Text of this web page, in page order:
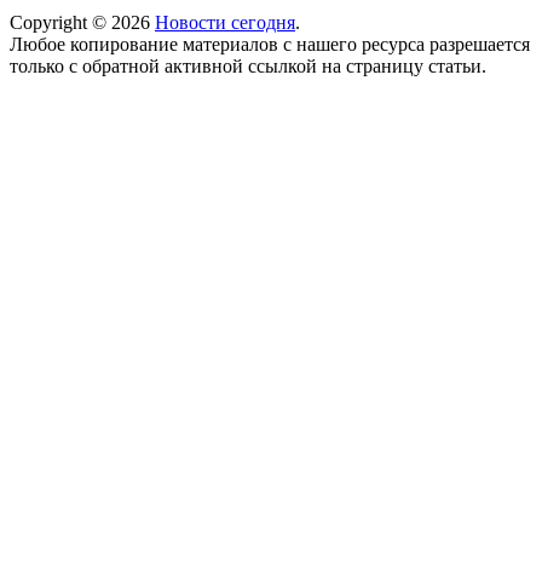
Copyright © 2026 Новости сегодня.
Любое копирование материалов с нашего ресурса разрешается
только с обратной активной ссылкой на страницу статьи.